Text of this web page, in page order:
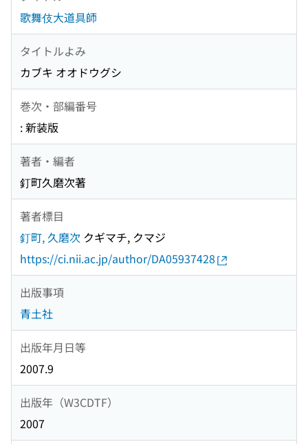
歌舞伎大道具師
タイトルよみ
カブキ オオドウグシ
巻次・部編番号
: 新装版
著者・編者
釘町久磨次著
著者標目
釘町, 久磨次 クギマチ, クマジ
https://ci.nii.ac.jp/author/DA05937428
出版事項
青土社
出版年月日等
2007.9
出版年（W3CDTF）
2007